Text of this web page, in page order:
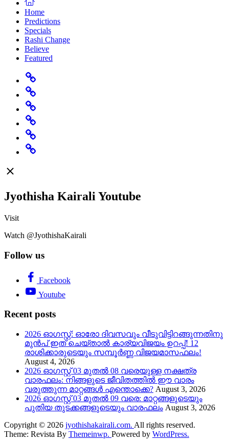
Home
Predictions
Specials
Rashi Change
Believe
Featured
Home
Predictions
Specials
Rashi
Change
Believe
Featured
Jyothisha Kairali Youtube
Visit
Watch @JyothishaKairali
Follow us
Facebook
Youtube
Recent posts
2026 ഓഗസ്റ്റ്: ഓരോ ദിവസവും വീടുവിട്ടിറങ്ങുന്നതിനു
മുൻപ് ഇത് ചെയ്താൽ കാര്യവിജയം ഉറപ്പ്! 12
രാശിക്കാരുടെയും സമ്പൂർണ്ണ വിജയമാസഫലം!
August 4, 2026
2026 ഓഗസ്റ്റ് 03 മുതൽ 08 വരെയുള്ള നക്ഷത്ര
വാരഫലം: നിങ്ങളുടെ ജീവിതത്തിൽ ഈ വാരം
വരുത്തുന്ന മാറ്റങ്ങൾ എന്തൊക്കെ? August 3, 2026
2026 ഓഗസ്റ്റ് 03 മുതൽ 09 വരെ: മാറ്റങ്ങളുടെയും
പുതിയ തുടക്കങ്ങളുടെയും വാരഫലം August 3, 2026
Copyright © 2026 jyothishakairali.com. All rights reserved.
Theme: Revista By Themeinwp. Powered by WordPress.